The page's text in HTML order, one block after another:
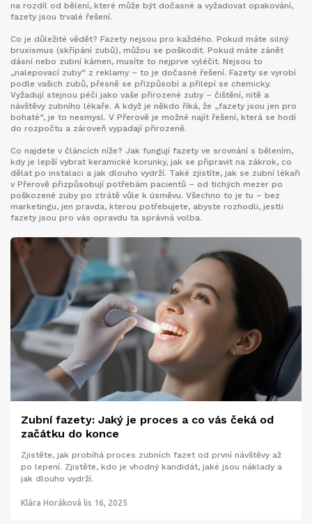
na rozdíl od bělení, které může být dočasné a vyžadovat opakování,
fazety jsou trvalé řešení.
Co je důležité vědět? Fazety nejsou pro každého. Pokud máte silný
bruxismus (skřípání zubů), můžou se poškodit. Pokud máte zánět
dásní nebo zubní kámen, musíte to nejprve vyléčit. Nejsou to
„nalepovací zuby“ z reklamy – to je dočasné řešení. Fazety se vyrobí
podle vašich zubů, přesně se přizpůsobí a přilepí se chemicky.
Vyžadují stejnou péči jako vaše přirozené zuby – čištění, nitě a
návštěvy zubního lékaře. A když je někdo říká, že „fazety jsou jen pro
bohaté“, je to nesmysl. V Přerově je možné najít řešení, která se hodí
do rozpočtu a zároveň vypadají přirozeně.
Co najdete v článcích níže? Jak fungují fazety ve srovnání s bělením,
kdy je lepší vybrat keramické korunky, jak se připravit na zákrok, co
dělat po instalaci a jak dlouho vydrží. Také zjistíte, jak se zubní lékaři
v Přerově přizpůsobují potřebám pacientů – od tichých mezer po
poškozené zuby po ztrátě vůle k úsměvu. Všechno to je tu – bez
marketingu, jen pravda, kterou potřebujete, abyste rozhodli, jestli
fazety jsou pro vás opravdu ta správná volba.
Zubní fazety: Jaký je proces a co vás čeká od
začátku do konce
Zjistěte, jak probíhá proces zubních fazet od první návštěvy až
po lepení. Zjistěte, kdo je vhodný kandidát, jaké jsou náklady a
jak dlouho vydrží.
Klára Horáková lis 16, 2025